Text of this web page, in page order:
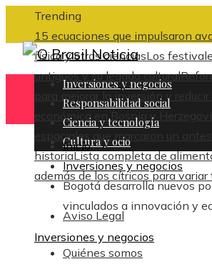
Trending
15 ecuaciones que impulsaron
física y otras cienciasLos
antiguos y su legado cultural
para mejorar la inversión y
económica en Bosnia y
espaciales que marcaron un
historiaLista completa de
además de los cítricos para variar
Aviso Legal
Quiénes somos
Inversiones y negocios
Responsabilidad social
Ciencia y tecnología
Cultura y ocio
Inicio
Inversiones y negocios
Bogotá desarrolla nuevos
vinculados a innovación y
Inversiones y negocios